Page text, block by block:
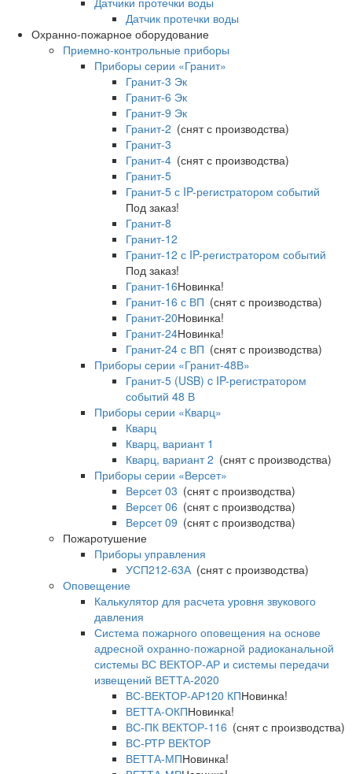
Датчик протечки воды
Охранно-пожарное оборудование
Приемно-контрольные приборы
Приборы серии «Гранит»
Гранит-3 Эк
Гранит-6 Эк
Гранит-9 Эк
Гранит-2 (снят с производства)
Гранит-3
Гранит-4 (снят с производства)
Гранит-5
Гранит-5 с IP-регистратором событий
Под заказ!
Гранит-8
Гранит-12
Гранит-12 с IP-регистратором событий
Под заказ!
Гранит-16Новинка!
Гранит-16 с ВП (снят с производства)
Гранит-20Новинка!
Гранит-24Новинка!
Гранит-24 с ВП (снят с производства)
Приборы серии «Гранит-48В»
Гранит-5 (USB) c IP-регистратором
событий 48 В
Приборы серии «Кварц»
Кварц
Кварц, вариант 1
Кварц, вариант 2 (снят с производства)
Приборы серии «Версет»
Версет 03 (снят с производства)
Версет 06 (снят с производства)
Версет 09 (снят с производства)
Пожаротушение
Приборы управления
УСП212-63А(снят с производства)
Оповещение
Калькулятор для расчета уровня звукового
давления
Система пожарного оповещения на основе
адресной охранно-пожарной радиоканальной
системы ВС ВЕКТОР-АР и системы передачи
извещений ВЕТТА-2020
ВС-ВЕКТОР-АР120 КПНовинка!
ВЕТТА-ОКПНовинка!
ВС-ПК ВЕКТОР-116 (снят с производства)
ВС-РТР ВЕКТОР
ВЕТТА-МПНовинка!